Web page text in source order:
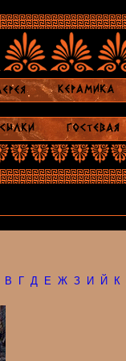
В Г Д Е Ж З И Й К